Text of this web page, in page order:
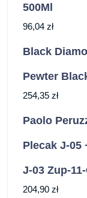
500Ml
96,04 zł
Black
Pewter
254,35 zł
Paolo
Plecak J-05
J-03 Zup-
204,90 zł